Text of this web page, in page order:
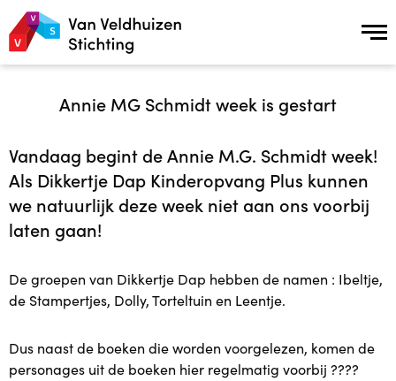
Missie en Visie
Geschiedenis
Samenwerking en Netwerkpartners
Onderzoek naar de effecten van Plusopvang
Annie MG Schmidt week is gestart
Vandaag begint de Annie M.G. Schmidt week!
Als Dikkertje Dap Kinderopvang Plus kunnen
we natuurlijk deze week niet aan ons voorbij
laten gaan!
De groepen van Dikkertje Dap hebben de namen : Ibeltje,
de Stampertjes, Dolly, Torteltuin en Leentje.
Dus naast de boeken die worden voorgelezen, komen de
personages uit de boeken hier regelmatig voorbij ????